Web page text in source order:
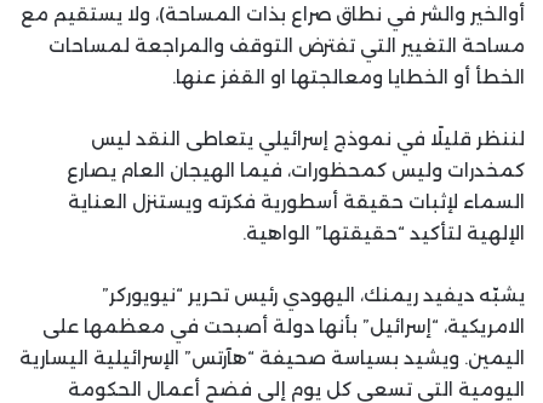
أوالخير والشر في نطاق صراع بذات المساحة)، ولا يستقيم مع
مساحة التغيير التي تفترض التوقف والمراجعة لمساحات
الخطأ أو الخطايا ومعالجتها او القفز عنها.
لننظر قليلًا في نموذج إسرائيلي يتعاطى النقد ليس
كمخدرات وليس كمحظورات، فيما الهيجان العام يصارع
السماء لإثبات حقيقة أسطورية فكرته ويستنزل العناية
الإلهية لتأكيد “حقيقتها” الواهية.
يشبّه ديفيد ريمنك، اليهودي رئيس تحرير “نيويوركر”
الامريكية، “إسرائيل” بأنها دولة أصبحت في معظمها على
اليمين. ويشيد بسياسة صحيفة “هآرتس” الإسرائيلية اليسارية
اليومية التي تسعى كل يوم إلى فضح أعمال الحكومة